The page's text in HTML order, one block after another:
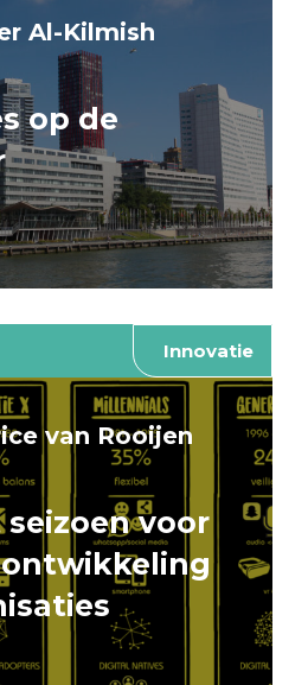
Al-Kilmish
op de
Innovatie
van Rooijen
voor